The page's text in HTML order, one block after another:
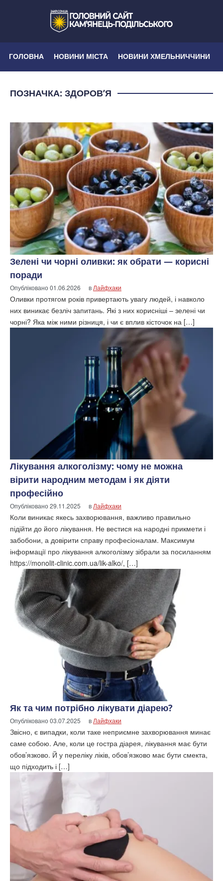
ГОЛОВНА НОВИНИ МІСТА НОВИНИ ХМЕЛЬНИЧЧИНИ
ПОЗНАЧКА: ЗДОРОВʼЯ
Зелені чи чорні оливки: як обрати — корисні
поради
Опубліковано01.06.2026 в Лайфхаки
Оливки протягом років привертають увагу людей, і навколо
них виникає безліч запитань. Які з них корисніші – зелені чи
чорні? Яка між ними різниця, і чи є вплив кісточок на […]
Лікування алкоголізму: чому не можна
вірити народним методам і як діяти
професійно
Опубліковано29.11.2025 в Лайфхаки
Коли виникає якесь захворювання, важливо правильно
підійти до його лікування. Не вестися на народні прикмети і
забобони, а довірити справу професіоналам. Максимум
інформації про лікування алкоголізму зібрали за посиланням
https://monolit-clinic.com.ua/lik-alko/, […]
Як та чим потрібно лікувати діарею?
Опубліковано03.07.2025 в Лайфхаки
Звісно, є випадки, коли таке неприємне захворювання минає
саме собою. Але, коли це гостра діарея, лікування має бути
обов’язково. Й у переліку ліків, обов’язково має бути смекта,
що підходить і […]